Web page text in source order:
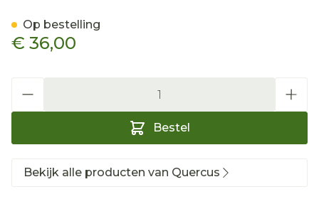
€ 36,00
Bestel
Op bestelling
Bekijk alle producten van Quercus